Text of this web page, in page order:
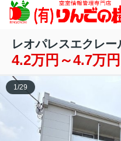
レオパレスエクレー
4.2万円～4.7万円
1/29